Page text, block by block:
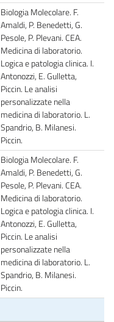
Biologia Molecolare. F.
Amaldi, P. Benedetti, G.
Pesole, P. Plevani. CEA.
Medicina di laboratorio.
Logica e patologia clinica. I.
Antonozzi, E. Gulletta,
Piccin. Le analisi
personalizzate nella
medicina di laboratorio. L.
Spandrio, B. Milanesi.
Piccin.
Biologia Molecolare. F.
Amaldi, P. Benedetti, G.
Pesole, P. Plevani. CEA.
Medicina di laboratorio.
Logica e patologia clinica. I.
Antonozzi, E. Gulletta,
Piccin. Le analisi
personalizzate nella
medicina di laboratorio. L.
Spandrio, B. Milanesi.
Piccin.